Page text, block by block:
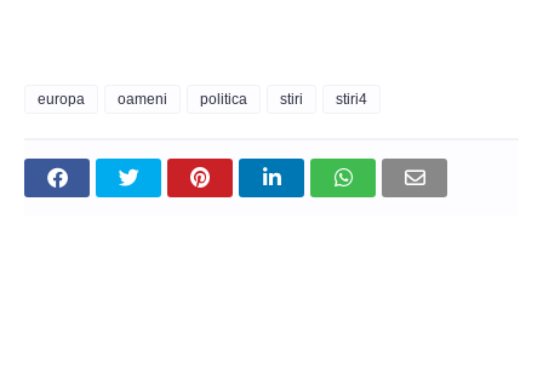
europa oameni politica stiri stiri4